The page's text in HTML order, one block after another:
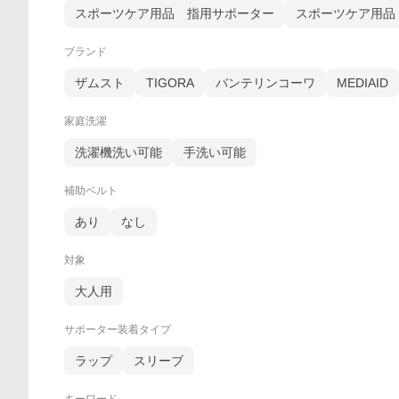
スポーツケア用品 指用サポーター
スポーツケア用
ブランド
ザムスト TIGORA バンテリンコーワ MEDIAID
家庭洗濯
洗濯機洗い可能 手洗い可能
補助ベルト
あり なし
対象
大人用
サポーター装着タイプ
ラップ スリーブ